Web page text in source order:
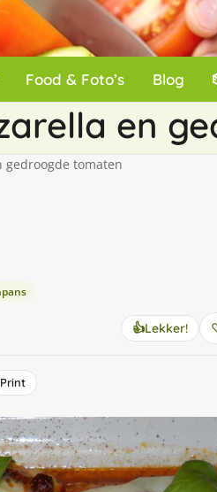
Food & Foto’s Blog
en
gedroogde tomaten
👍Lekker!
Print